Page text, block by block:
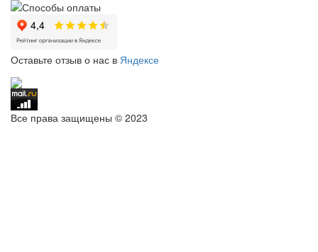
Оставьте отзыв о нас в Яндексе
Все права защищены © 2023